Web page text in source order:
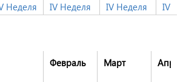
Неделя
IV Неделя
IV Неделя
IV
Февраль
Март